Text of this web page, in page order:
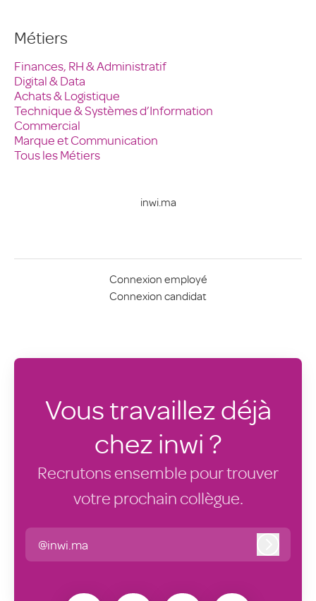
Métiers
Finances, RH & Administratif
Digital & Data
Achats & Logistique
Technique & Systèmes d’Information
Commercial
Marque et Communication
Tous les Métiers
inwi.ma
Connexion employé
Connexion candidat
Vous travaillez déjà
chez inwi ?
Recrutons ensemble pour trouver
votre prochain collègue.
@inwi.ma